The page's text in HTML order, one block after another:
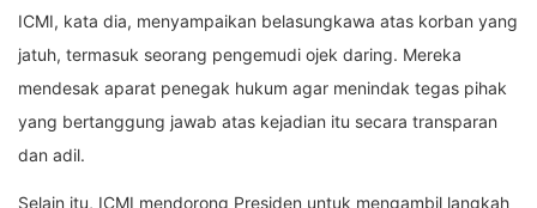
ICMI, kata dia, menyampaikan belasungkawa atas korban yang
jatuh, termasuk seorang pengemudi ojek daring. Mereka
mendesak aparat penegak hukum agar menindak tegas pihak
yang bertanggung jawab atas kejadian itu secara transparan
dan adil.
Selain itu, ICMI mendorong Presiden untuk mengambil langkah